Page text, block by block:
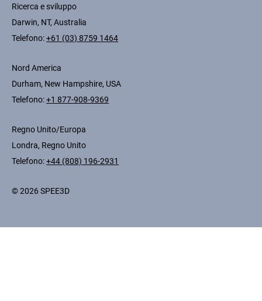
Ricerca e sviluppo
Darwin, NT, Australia
Telefono:+61 (03) 8759 1464
Nord America
Durham, New Hampshire, USA
Telefono:+1 877-908-9369
Regno Unito/Europa
Londra, Regno Unito
Telefono:+44 (808) 196-2931
© 2026 SPEE3D